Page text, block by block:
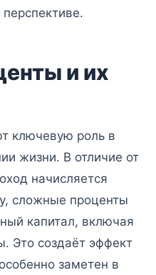
и их
ключевую роль в
жизни. В отличие от
начисляется
сложные проценты
капитал, включая
Это создаёт эффект
заметен в